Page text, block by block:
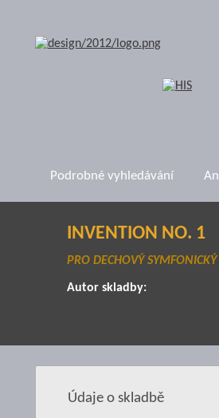
Podrobné vyhledávání
INVENTION NO. 1
PRO DECHOVÝ
Autor skladby:
Údaje o skladbě